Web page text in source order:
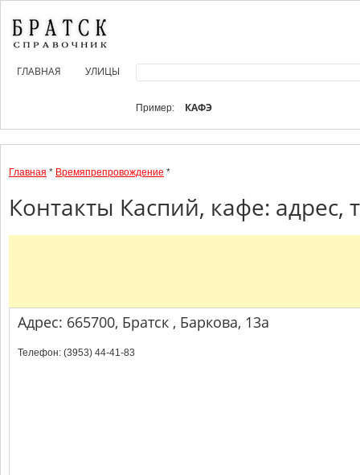
ГЛАВНАЯ УЛИЦЫ
Пример: КАФЭ
Главная * Времяпрепровождение *
Контакты Каспий, кафе: адрес,
Адрес: 665700, Братск , Баркова, 13а
Телефон: (3953) 44-41-83